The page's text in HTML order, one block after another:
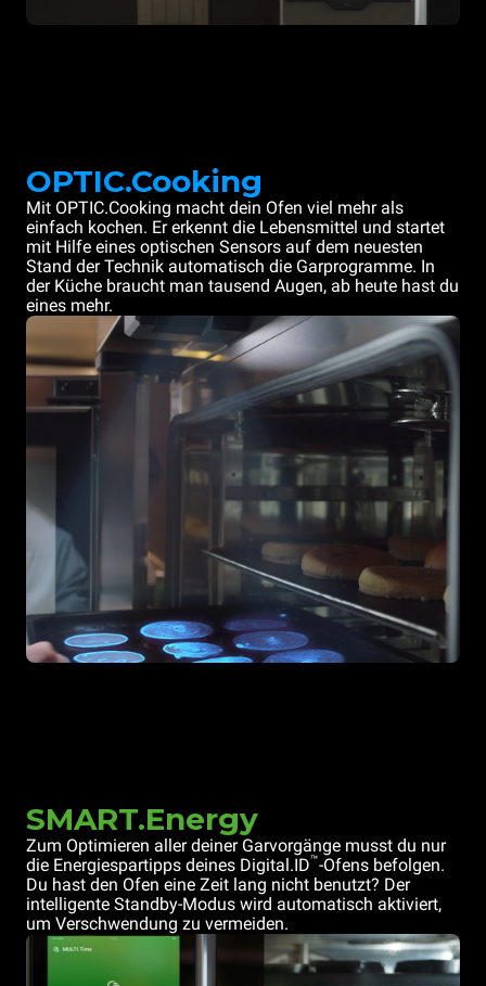
OPTIC.Cooking
Mit OPTIC.Cooking macht dein Ofen viel mehr als
einfach kochen. Er erkennt die Lebensmittel und startet
mit Hilfe eines optischen Sensors auf dem neuesten
Stand der Technik automatisch die Garprogramme. In
der Küche braucht man tausend Augen, ab heute hast du
eines mehr.
SMART.Energy
Zum Optimieren aller deiner Garvorgänge musst du nur
die Energiespartipps deines Digital.ID™-Ofens befolgen.
Du hast den Ofen eine Zeit lang nicht benutzt? Der
intelligente Standby-Modus wird automatisch aktiviert,
um Verschwendung zu vermeiden.